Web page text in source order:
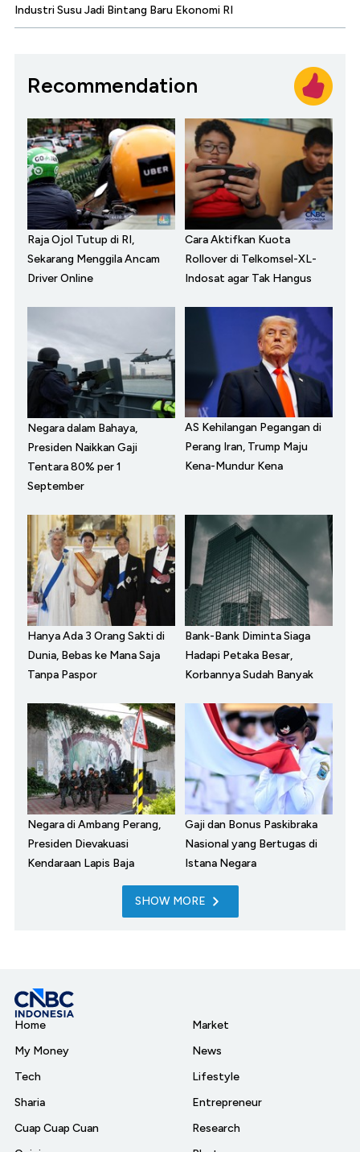
Industri Susu Jadi Bintang Baru Ekonomi RI
Recommendation
Raja Ojol Tutup di RI,
Sekarang Menggila Ancam
Driver Online
Cara Aktifkan Kuota
Rollover di Telkomsel-XL-
Indosat agar Tak Hangus
Negara dalam Bahaya,
Presiden Naikkan Gaji
Tentara 80% per 1
September
AS Kehilangan Pegangan di
Perang Iran, Trump Maju
Kena-Mundur Kena
Hanya Ada 3 Orang Sakti di
Dunia, Bebas ke Mana Saja
Tanpa Paspor
Bank-Bank Diminta Siaga
Hadapi Petaka Besar,
Korbannya Sudah Banyak
Negara di Ambang Perang,
Presiden Dievakuasi
Kendaraan Lapis Baja
Gaji dan Bonus Paskibraka
Nasional yang Bertugas di
Istana Negara
SHOW MORE
Home
My Money
Tech
Sharia
Cuap Cuap Cuan
Market
News
Lifestyle
Entrepreneur
Research